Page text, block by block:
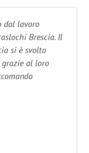
dal lavoro
Brescia. Il
si è svolto
grazie al loro